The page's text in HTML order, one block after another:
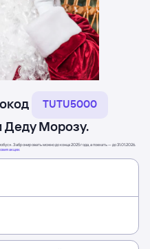
TUTU5000
Деду Морозу.
Забронировать можно до конца 2025 года, а поехать — до 31.01.2026.
акции.